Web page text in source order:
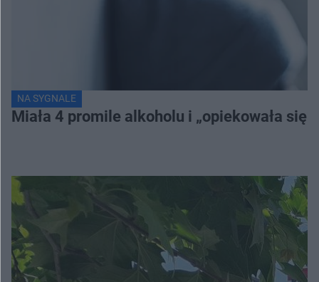
NA SYGNALE
Miała 4 promile alkoholu i „opiekowała